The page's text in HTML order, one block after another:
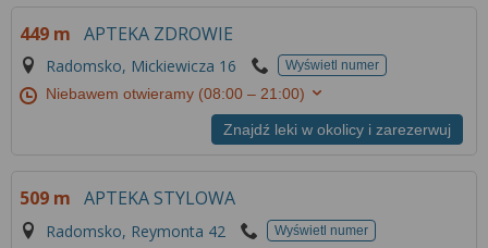
449 m APTEKA ZDROWIE
Radomsko, Mickiewicza 16 Wyświetl numer
Niebawem otwieramy (08:00 – 21:00)
Znajdź leki w okolicy i zarezerwuj
509 m APTEKA STYLOWA
Radomsko, Reymonta 42 Wyświetl numer
narzędzi zewnętrznych w naszym serwisie
znajdziesz wRegulaminie Serwisu.